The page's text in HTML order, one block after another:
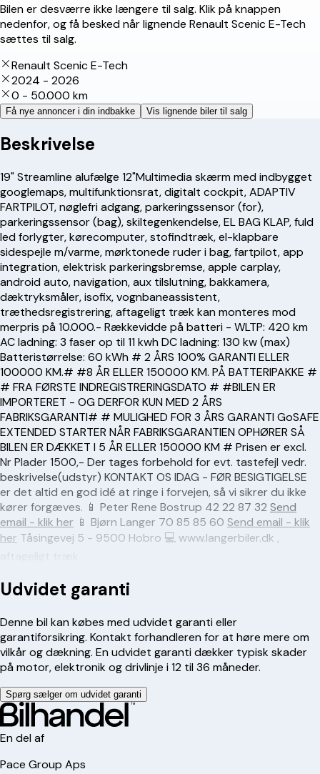
Bilen er desværre ikke længere til salg. Klik på knappen
nedenfor, og få besked når lignende Renault Scenic E-Tech
sættes til salg.
Renault Scenic E-Tech
2024 - 2026
0 - 50.000 km
Få nye annoncer i din indbakke Vis lignende biler til salg
Beskrivelse
19" Streamline alufælge 12"Multimedia skærm med indbygget
googlemaps, multifunktionsrat, digitalt cockpit, ADAPTIV
FARTPILOT, nøglefri adgang, parkeringssensor (for),
parkeringssensor (bag), skiltegenkendelse, EL BAG KLAP, fuld
led forlygter, kørecomputer, stofindtræk, el-klapbare
sidespejle m/varme, mørktonede ruder i bag, fartpilot, app
integration, elektrisk parkeringsbremse, apple carplay,
android auto, navigation, aux tilslutning, bakkamera,
dæktryksmåler, isofix, vognbaneassistent,
træthedsregistrering, aftageligt træk kan monteres mod
merpris på 10.000.- Rækkevidde på batteri - WLTP: 420 km
AC ladning: 3 faser op til 11 kwh DC ladning: 130 kw (max)
Batteristørrelse: 60 kWh # 2 ÅRS 100% GARANTI ELLER
100000 KM.# #8 ÅR ELLER 150000 KM. PÅ BATTERIPAKKE #
# FRA FØRSTE INDREGISTRERINGSDATO # #BILEN ER
IMPORTERET - OG DERFOR KUN MED 2 ÅRS
FABRIKSGARANTI# # MULIGHED FOR 3 ÅRS GARANTI GoSAFE
EXTENDED STARTER NÅR FABRIKSGARANTIEN OPHØRER SÅ
BILEN ER DÆKKET I 5 ÅR ELLER 150000 KM # Prisen er excl.
Nr Plader 1500,- Der tages forbehold for evt. tastefejl vedr.
beskrivelse(udstyr) KONTAKT OS IDAG - FØR BESIGTIGELSE
er det altid en god idé at ringe i forvejen, så vi sikrer du ikke
kører forgæves. 📱 Peter Rene Bostrup 42 22 87 32 Send
email - klik her 📱 Bjørn Langer 70 85 85 60 Send email - klik
her Tåsingevej 5 - 9500 Hobro 💻 www.langerbiler.dk ,
Udvidet garanti
Denne bil kan købes med udvidet garanti eller
garantiforsikring. Kontakt forhandleren for at høre mere om
vilkår og dækning. En udvidet garanti dækker typisk skader
på motor, elektronik og drivlinje i 12 til 36 måneder.
Spørg sælger om udvidet garanti
En del af
Pace Group Aps